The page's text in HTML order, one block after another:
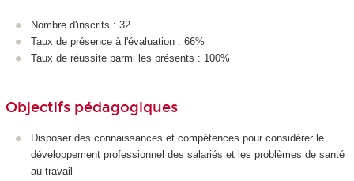
Nombre d'inscrits : 32
Taux de présence à l'évaluation : 66%
Taux de réussite parmi les présents : 100%
Objectifs pédagogiques
Disposer des connaissances et compétences pour considérer le
développement professionnel des salariés et les problèmes de santé
au travail